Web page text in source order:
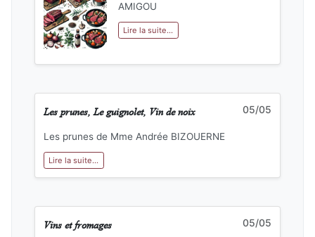
AMIGOU
Lire la suite...
Les prunes, Le guignolet, Vin de noix 05/05
Les prunes de Mme Andrée BIZOUERNE
Lire la suite...
Vins et fromages 05/05